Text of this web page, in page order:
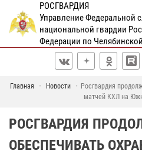
РОСГВАРДИЯ
Управление Федеральной
национальной гвардии
Федерации по
Главная Новости
Росгвардия
матчей КХЛ на
РОСГВАРДИЯ
ОБЕСПЕЧИВАТЬ